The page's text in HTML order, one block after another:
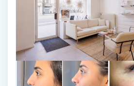
Hårbottenbehandling
Hårförlängning
Hårvård